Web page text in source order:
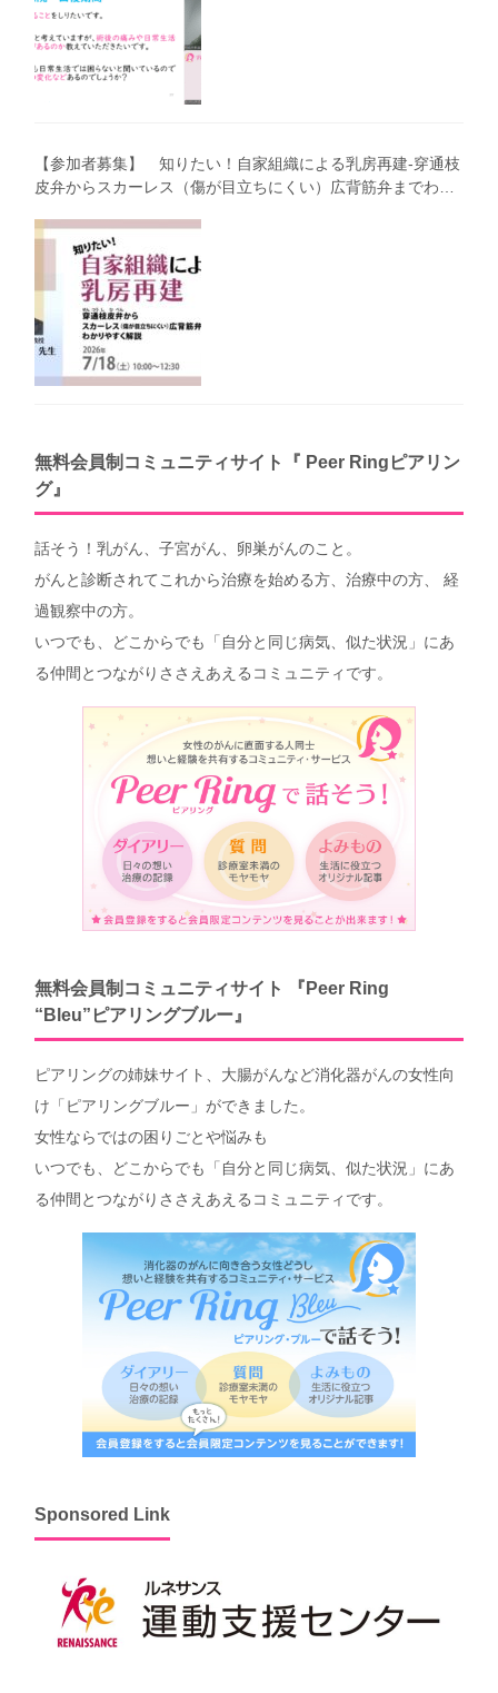
【参加者募集】 知りたい！自家組織による乳房再建-穿通枝
皮弁からスカーレス（傷が目立ちにくい）広背筋弁までわか
無料会員制コミュニティサイト『 Peer Ringピアリン
グ』
話そう！乳がん、子宮がん、卵巣がんのこと。
がんと診断されてこれから治療を始める方、治療中の方、 経
過観察中の方。
いつでも、どこからでも「自分と同じ病気、似た状況」にあ
る仲間とつながりささえあえるコミュニティです。
無料会員制コミュニティサイト 『Peer Ring
“Bleu”ピアリングブルー』
ピアリングの姉妹サイト、大腸がんなど消化器がんの女性向
け「ピアリングブルー」ができました。
女性ならではの困りごとや悩みも
いつでも、どこからでも「自分と同じ病気、似た状況」にあ
る仲間とつながりささえあえるコミュニティです。
Sponsored Link